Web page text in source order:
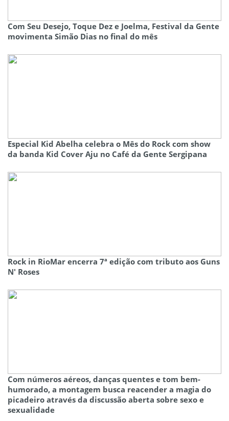
Com Seu Desejo, Toque Dez e Joelma, Festival da Gente
movimenta Simão Dias no final do mês
Especial Kid Abelha celebra o Mês do Rock com show
da banda Kid Cover Aju no Café da Gente Sergipana
Rock in RioMar encerra 7ª edição com tributo aos Guns
N' Roses
Com números aéreos, danças quentes e tom bem-
humorado, a montagem busca reacender a magia do
picadeiro através da discussão aberta sobre sexo e
sexualidade